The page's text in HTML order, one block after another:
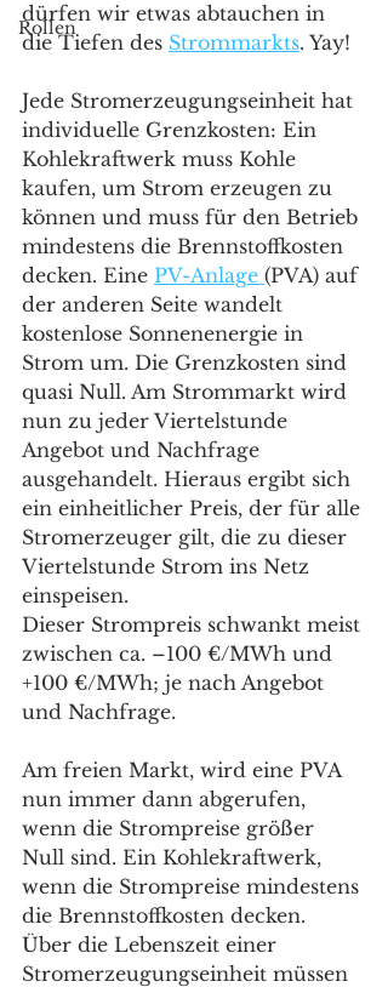
Rollen
dürfen wir etwas abtauchen in
die Tiefen des Strommarkts. Yay!
Jede Stromerzeugungseinheit hat
individuelle Grenzkosten: Ein
Kohlekraftwerk muss Kohle
kaufen, um Strom erzeugen zu
können und muss für den Betrieb
mindestens die Brennstoffkosten
decken. Eine PV-Anlage (PVA) auf
der anderen Seite wandelt
kostenlose Sonnenenergie in
Strom um. Die Grenzkosten sind
quasi Null. Am Strommarkt wird
nun zu jeder Viertelstunde
Angebot und Nachfrage
ausgehandelt. Hieraus ergibt sich
ein einheitlicher Preis, der für alle
Stromerzeuger gilt, die zu dieser
Viertelstunde Strom ins Netz
einspeisen.
Dieser Strompreis schwankt meist
zwischen ca. –100 €/MWh und
+100 €/MWh; je nach Angebot
und Nachfrage.
Am freien Markt, wird eine PVA
nun immer dann abgerufen,
wenn die Strompreise größer
Null sind. Ein Kohlekraftwerk,
wenn die Strompreise mindestens
die Brennstoffkosten decken.
Über die Lebenszeit einer
Stromerzeugungseinheit müssen